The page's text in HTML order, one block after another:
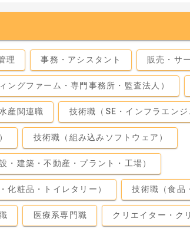
理 事務・アシスタント 販売・サ
ングファーム・専門事務所・監査法人）
産関連職 技術職（SE・インフラエンジ
技術職（組み込みソフトウェア）
・建築・不動産・プラント・工場）
化粧品・トイレタリー） 技術職（食品
医療系専門職 クリエイター・ク